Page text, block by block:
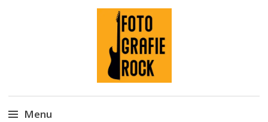
Fotografie ROCK
Menu